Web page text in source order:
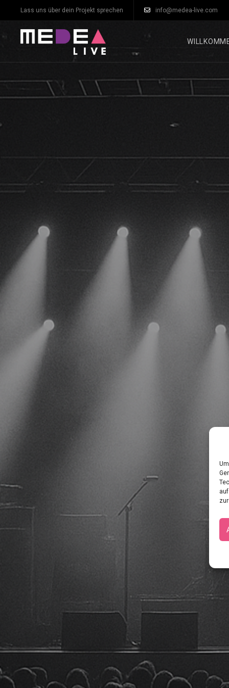
Lass uns über dein Projekt sprechen info@medea-live.com